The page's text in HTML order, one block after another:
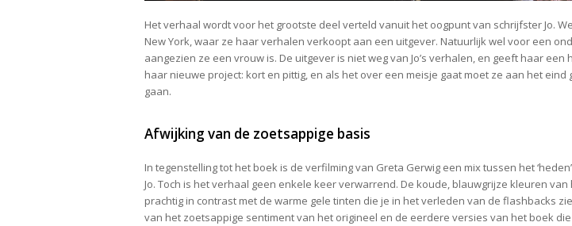
Het verhaal wordt voor het grootste deel verteld vanuit het oogpunt van schrijfster Jo.
New York, waar ze haar verhalen verkoopt aan een uitgever. Natuurlijk wel voor een
aangezien ze een vrouw is. De uitgever is niet weg van Jo’s verhalen, en geeft haar
haar nieuwe project: kort en pittig, en als het over een meisje gaat moet ze aan het eind
gaan.
Afwijking van de zoetsappige basis
In tegenstelling tot het boek is de verfilming van Greta Gerwig een mix tussen het
Jo. Toch is het verhaal geen enkele keer verwarrend. De koude, blauwgrijze kleuren van
prachtig in contrast met de warme gele tinten die je in het verleden van de flashbacks
van het zoetsappige sentiment van het origineel en de eerdere versies van het boek